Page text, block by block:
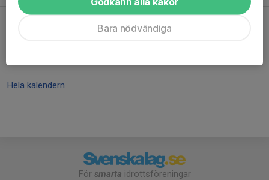
Inga aktiviteter inbokade
Hela kalendern
För smarta idrottsföreningar
Bara nödvändiga